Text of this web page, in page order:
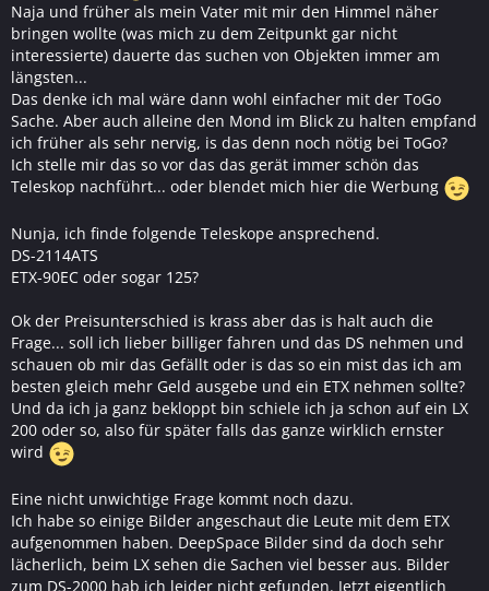
Naja und früher als mein Vater mit mir den Himmel näher
bringen wollte (was mich zu dem Zeitpunkt gar nicht
interessierte) dauerte das suchen von Objekten immer am
längsten...
Das denke ich mal wäre dann wohl einfacher mit der ToGo
Sache. Aber auch alleine den Mond im Blick zu halten empfand
ich früher als sehr nervig, is das denn noch nötig bei ToGo?
Ich stelle mir das so vor das das gerät immer schön das
Teleskop nachführt... oder blendet mich hier die Werbung
Nunja, ich finde folgende Teleskope ansprechend.
DS-2114ATS
ETX-90EC oder sogar 125?
Ok der Preisunterschied is krass aber das is halt auch die
Frage... soll ich lieber billiger fahren und das DS nehmen und
schauen ob mir das Gefällt oder is das so ein mist das ich am
besten gleich mehr Geld ausgebe und ein ETX nehmen sollte?
Und da ich ja ganz bekloppt bin schiele ich ja schon auf ein LX
200 oder so, also für später falls das ganze wirklich ernster
wird
Eine nicht unwichtige Frage kommt noch dazu.
Ich habe so einige Bilder angeschaut die Leute mit dem ETX
aufgenommen haben. DeepSpace Bilder sind da doch sehr
lächerlich, beim LX sehen die Sachen viel besser aus. Bilder
zum DS-2000 hab ich leider nicht gefunden. Jetzt eigentlich